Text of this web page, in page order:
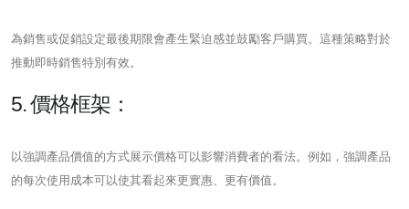
為銷售或促銷設定最後期限會產生緊迫感並鼓勵客戶購買。這種策略對於
推動即時銷售特別有效。
5. 價格框架：
以強調產品價值的方式展示價格可以影響消費者的看法。例如，強調產品
的每次使用成本可以使其看起來更實惠、更有價值。